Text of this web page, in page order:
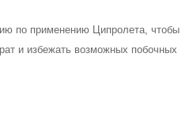
по применению Ципролета, чтобы
и избежать возможных побочных